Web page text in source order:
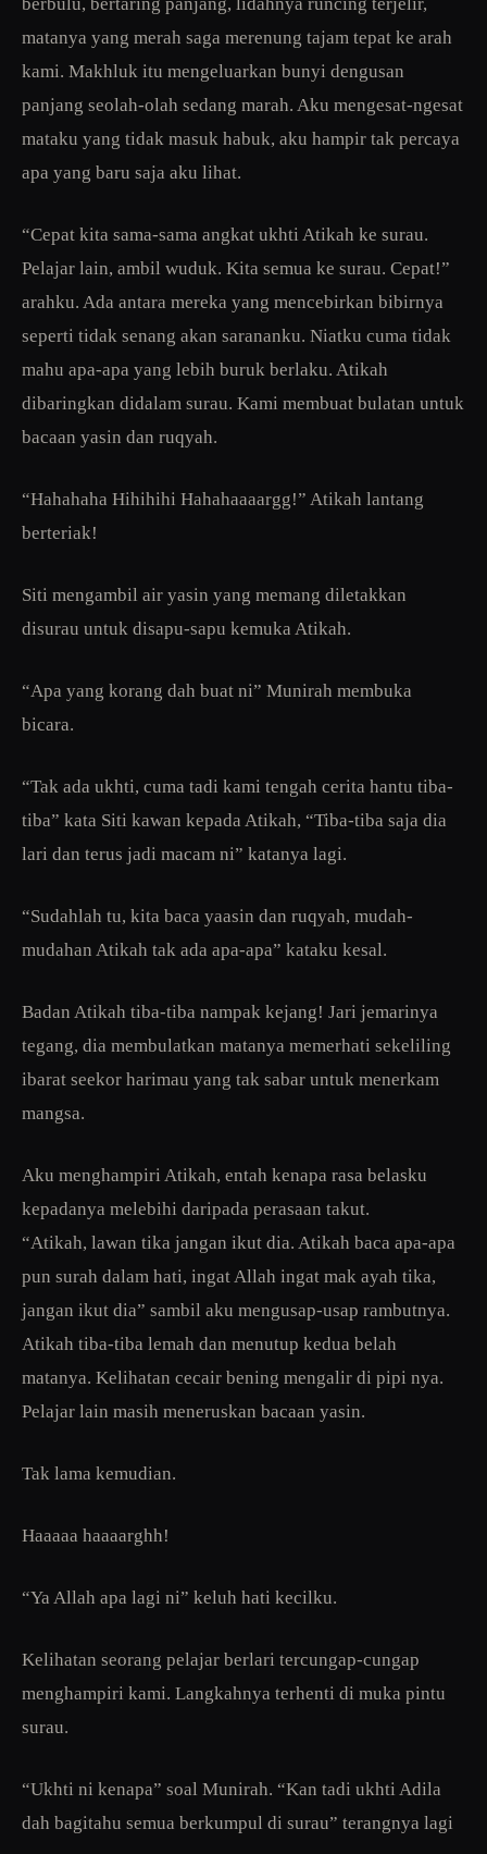
matanya yang merah saga merenung tajam tepat ke arah
kami. Makhluk itu mengeluarkan bunyi dengusan
panjang seolah-olah sedang marah. Aku mengesat-ngesat
mataku yang tidak masuk habuk, aku hampir tak percaya
apa yang baru saja aku lihat.
“Cepat kita sama-sama angkat ukhti Atikah ke surau.
Pelajar lain, ambil wuduk. Kita semua ke surau. Cepat!”
arahku. Ada antara mereka yang mencebirkan bibirnya
seperti tidak senang akan sarananku. Niatku cuma tidak
mahu apa-apa yang lebih buruk berlaku. Atikah
dibaringkan didalam surau. Kami membuat bulatan untuk
bacaan yasin dan ruqyah.
“Hahahaha Hihihihi Hahahaaaargg!” Atikah lantang
berteriak!
Siti mengambil air yasin yang memang diletakkan
disurau untuk disapu-sapu kemuka Atikah.
“Apa yang korang dah buat ni” Munirah membuka
bicara.
“Tak ada ukhti, cuma tadi kami tengah cerita hantu tiba-
tiba” kata Siti kawan kepada Atikah, “Tiba-tiba saja dia
lari dan terus jadi macam ni” katanya lagi.
“Sudahlah tu, kita baca yaasin dan ruqyah, mudah-
mudahan Atikah tak ada apa-apa” kataku kesal.
Badan Atikah tiba-tiba nampak kejang! Jari jemarinya
tegang, dia membulatkan matanya memerhati sekeliling
ibarat seekor harimau yang tak sabar untuk menerkam
mangsa.
Aku menghampiri Atikah, entah kenapa rasa belasku
kepadanya melebihi daripada perasaan takut.
“Atikah, lawan tika jangan ikut dia. Atikah baca apa-apa
pun surah dalam hati, ingat Allah ingat mak ayah tika,
jangan ikut dia” sambil aku mengusap-usap rambutnya.
Atikah tiba-tiba lemah dan menutup kedua belah
matanya. Kelihatan cecair bening mengalir di pipi nya.
Pelajar lain masih meneruskan bacaan yasin.
Tak lama kemudian.
Haaaaa haaaarghh!
“Ya Allah apa lagi ni” keluh hati kecilku.
Kelihatan seorang pelajar berlari tercungap-cungap
menghampiri kami. Langkahnya terhenti di muka pintu
surau.
“Ukhti ni kenapa” soal Munirah. “Kan tadi ukhti Adila
dah bagitahu semua berkumpul di surau” terangnya lagi